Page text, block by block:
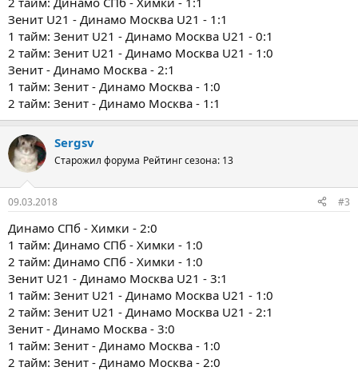
Зенит U21 - Динамо Москва U21 - 1:1
1 тайм: Зенит U21 - Динамо Москва U21 - 0:1
2 тайм: Зенит U21 - Динамо Москва U21 - 1:0
Зенит - Динамо Москва - 2:1
1 тайм: Зенит - Динамо Москва - 1:0
2 тайм: Зенит - Динамо Москва - 1:1
Sergsv
Старожил форума Рейтинг сезона: 13
09.03.2018 #3
Динамо СПб - Химки - 2:0
1 тайм: Динамо СПб - Химки - 1:0
2 тайм: Динамо СПб - Химки - 1:0
Зенит U21 - Динамо Москва U21 - 3:1
1 тайм: Зенит U21 - Динамо Москва U21 - 1:0
2 тайм: Зенит U21 - Динамо Москва U21 - 2:1
Зенит - Динамо Москва - 3:0
1 тайм: Зенит - Динамо Москва - 1:0
2 тайм: Зенит - Динамо Москва - 2:0